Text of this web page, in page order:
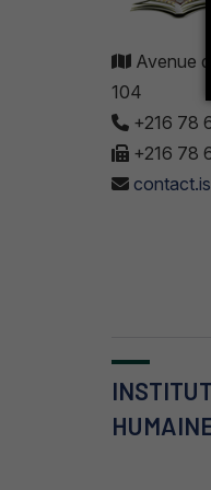
Avenue
104
+216 78
+216 78